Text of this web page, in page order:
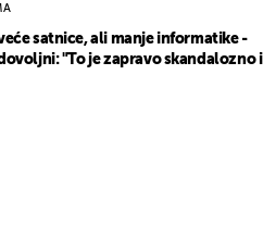
satnice, ali manje informatike -
"To je zapravo skandalozno i